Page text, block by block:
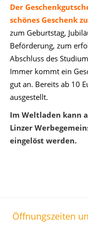
Der
schönes Geschenk
zum Geburtstag,
Beförderung, zum
Abschluss des
Immer kommt ein
gut an. Bereits ab 10
ausgestellt.
Im Weltladen kann
Linzer
eingelöst werden.
Öffnungszeiten